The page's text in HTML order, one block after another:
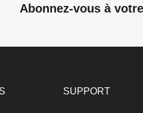
Abonnez-vous à
SUPPORT